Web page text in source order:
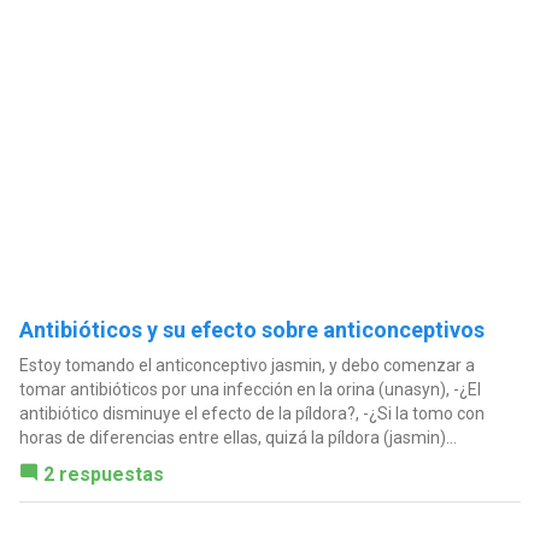
Antibióticos y su efecto sobre anticonceptivos
Estoy tomando el anticonceptivo jasmin, y debo comenzar a
tomar antibióticos por una infección en la orina (unasyn), -¿El
antibiótico disminuye el efecto de la píldora?, -¿Si la tomo con
horas de diferencias entre ellas, quizá la píldora (jasmin)...
2 respuestas